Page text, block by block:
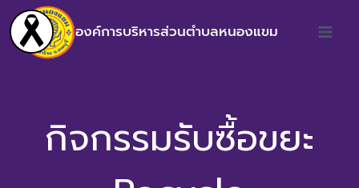
องค์การบริหารส่วนตำบลหนองแขม
กิจกรรมรับซื้อขยะ